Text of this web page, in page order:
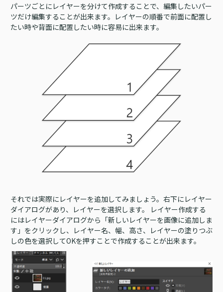
パーツごとにレイヤーを分けて作成することで、編集したいパー
ツだけ編集することが出来ます。レイヤーの順番で前面に配置し
たい時や背面に配置したい時に容易に出来ます。
それでは実際にレイヤーを追加してみましょう。右下にレイヤー
ダイアログがあり、レイヤーを選択します。 レイヤー作成する
にはレイヤーダイアログから「新しいレイヤーを画像に追加しま
す」をクリックし、レイヤー名、幅、高さ、レイヤーの塗りつぶ
しの色を選択してOKを押すことで作成することが出来ます。